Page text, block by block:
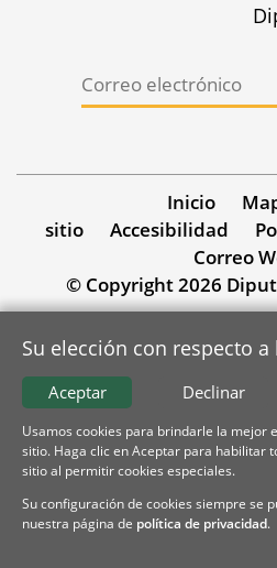
Inicio
sitio
Accesibilidad
Correo
© Copyright 2026
Su elección con respecto a
Declinar
Aceptar
Usamos cookies para brindarle la mejor
sitio. Haga clic en Aceptar para habilitar
sitio al permitir cookies especiales.
Su configuración de cookies siempre se
nuestra página de política de privacidad.